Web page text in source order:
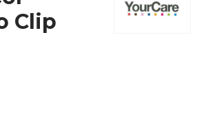
Clip